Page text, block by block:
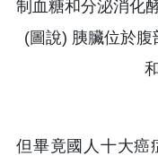
(圖說) 胰臟位於
但畢竟國人十大癌